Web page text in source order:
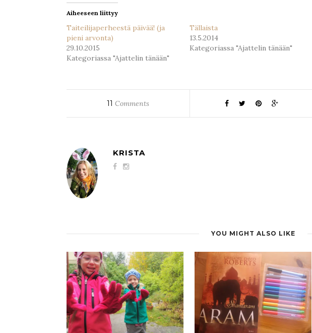
Aiheeseen liittyy
Taiteilijaperheestä päivää! (ja
pieni arvonta)
29.10.2015
Kategoriassa "Ajattelin tänään"
Tällaista
13.5.2014
Kategoriassa "Ajattelin tänään"
11 Comments
KRISTA
YOU MIGHT ALSO LIKE